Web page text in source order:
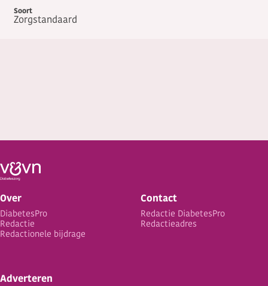
Zorgstandaard
Over
DiabetesPro
Redactie
Redactionele bijdrage
Adverteren
Contact
Redactie DiabetesPro
Redactieadres